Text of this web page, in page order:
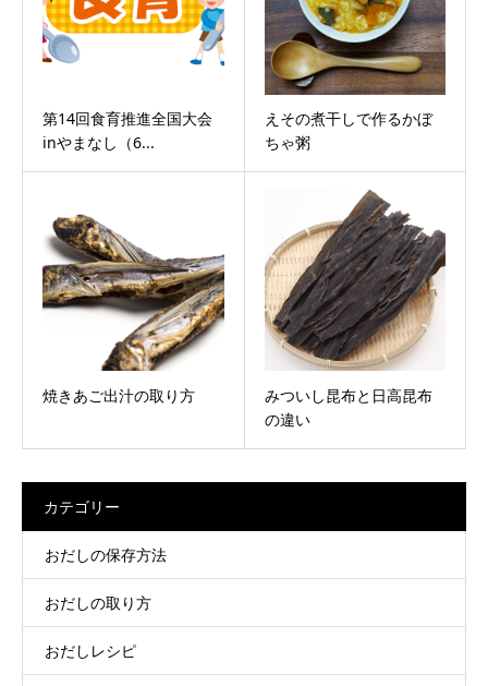
第14回食育推進全国大会
inやまなし（6...
えその煮干しで作るかぼ
ちゃ粥
焼きあご出汁の取り方
みついし昆布と日高昆布
の違い
カテゴリー
おだしの保存方法
おだしの取り方
おだしレシピ